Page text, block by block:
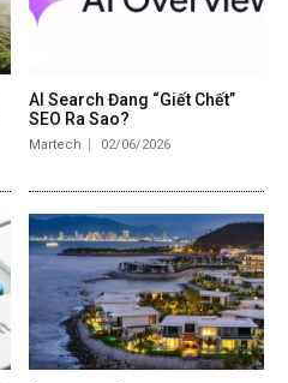
AI Search Đang “Giết Chết”
SEO Ra Sao?
Martech 02/06/2026